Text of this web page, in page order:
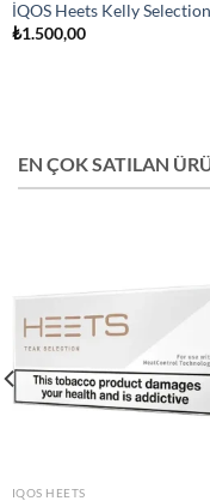
İQOS Heets Kelly Selection
₺1.500,00
EN ÇOK SATILAN
IQOS HEETS